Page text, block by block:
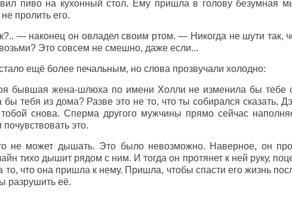
пиво на кухонный стол. Ему пришла в голову безумная
пролить его.
— наконец он овладел своим ртом. — Никогда не шути так,
Это совсем не смешно, даже если...
ещё более печальным, но слова прозвучали холодно:
бывшая жена-шлюха по имени Холли не изменила бы тебе
тебя из дома? Разве это не то, что ты собирался сказать,
снова. Сперма другого мужчины прямо сейчас
это.
не может дышать. Это было невозможно. Наверное, он
тихо дышит рядом с ним. И тогда он протянет к ней руку,
то, что она пришла к нему. Пришла, чтобы спасти его жизнь
разрушить её.